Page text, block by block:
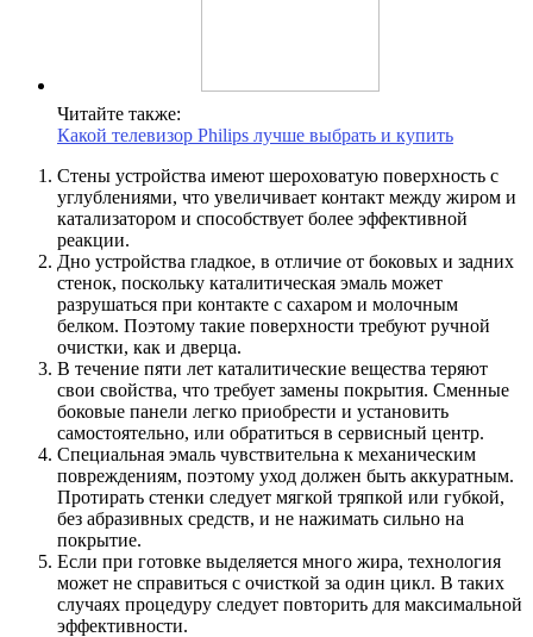
Читайте также:
Какой телевизор Philips лучше выбрать и купить
Стены устройства имеют шероховатую поверхность с
углублениями, что увеличивает контакт между жиром и
катализатором и способствует более эффективной
реакции.
Дно устройства гладкое, в отличие от боковых и задних
стенок, поскольку каталитическая эмаль может
разрушаться при контакте с сахаром и молочным
белком. Поэтому такие поверхности требуют ручной
очистки, как и дверца.
В течение пяти лет каталитические вещества теряют
свои свойства, что требует замены покрытия. Сменные
боковые панели легко приобрести и установить
самостоятельно, или обратиться в сервисный центр.
Специальная эмаль чувствительна к механическим
повреждениям, поэтому уход должен быть аккуратным.
Протирать стенки следует мягкой тряпкой или губкой,
без абразивных средств, и не нажимать сильно на
покрытие.
Если при готовке выделяется много жира, технология
может не справиться с очисткой за один цикл. В таких
случаях процедуру следует повторить для максимальной
эффективности.